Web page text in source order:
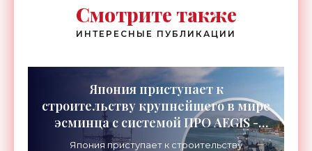
Смотрите также
ИНТЕРЕСНЫЕ ПУБЛИКАЦИИ
Япония приступает к
строительству крупнейшего в мире
эсминца с системой ПРО AEGIS -
«Оружие»
Япония приступает к строительству